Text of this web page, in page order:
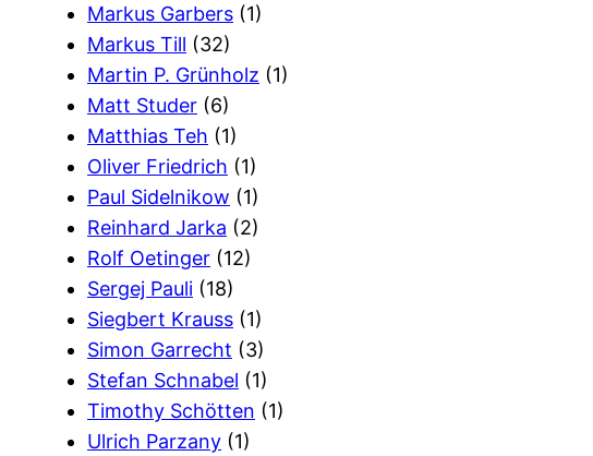
Markus Garbers (1)
Markus Till (32)
Martin P. Grünholz (1)
Matt Studer (6)
Matthias Teh (1)
Oliver Friedrich (1)
Paul Sidelnikow (1)
Reinhard Jarka (2)
Rolf Oetinger (12)
Sergej Pauli (18)
Siegbert Krauss (1)
Simon Garrecht (3)
Stefan Schnabel (1)
Timothy Schötten (1)
Ulrich Parzany (1)